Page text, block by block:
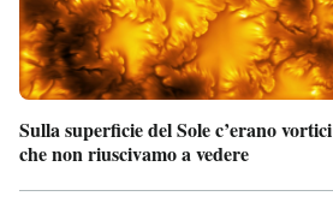
Sulla superficie del Sole c’erano vortici
che non riuscivamo a vedere